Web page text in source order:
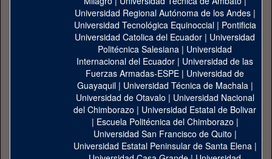
Universidad Regional Autónoma de los Andes|
Universidad Tecnológica Equinoccial| Pontificia
Universidad Catolica del Ecuador | Universidad
Politécnica Salesiana | Universidad
Internacional del Ecuador | Universidad de las
Fuerzas Armadas-ESPE | Universidad de
Guayaquil| Universidad Técnica de Machala|
Universidad de Otavalo | Universidad Nacional
del Chimborazo | Universidad Estatal de Bolivar
| Escuela Politécnica del Chimborazo |
Universidad San Francisco de Quito |
Universidad Estatal Peninsular de Santa Elena|